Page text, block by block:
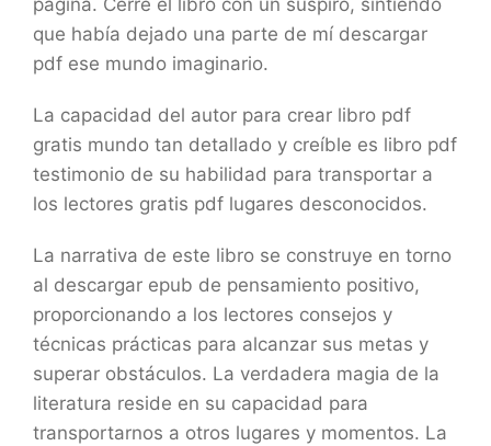
página. Cerré el libro con un suspiro, sintiendo
que había dejado una parte de mí descargar
pdf ese mundo imaginario.
La capacidad del autor para crear libro pdf
gratis mundo tan detallado y creíble es libro pdf
testimonio de su habilidad para transportar a
los lectores gratis pdf lugares desconocidos.
La narrativa de este libro se construye en torno
al descargar epub de pensamiento positivo,
proporcionando a los lectores consejos y
técnicas prácticas para alcanzar sus metas y
superar obstáculos. La verdadera magia de la
literatura reside en su capacidad para
transportarnos a otros lugares y momentos. La